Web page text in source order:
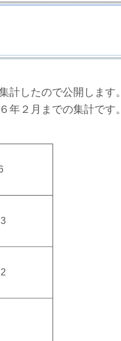
計したので公開します。
年２月までの集計です。